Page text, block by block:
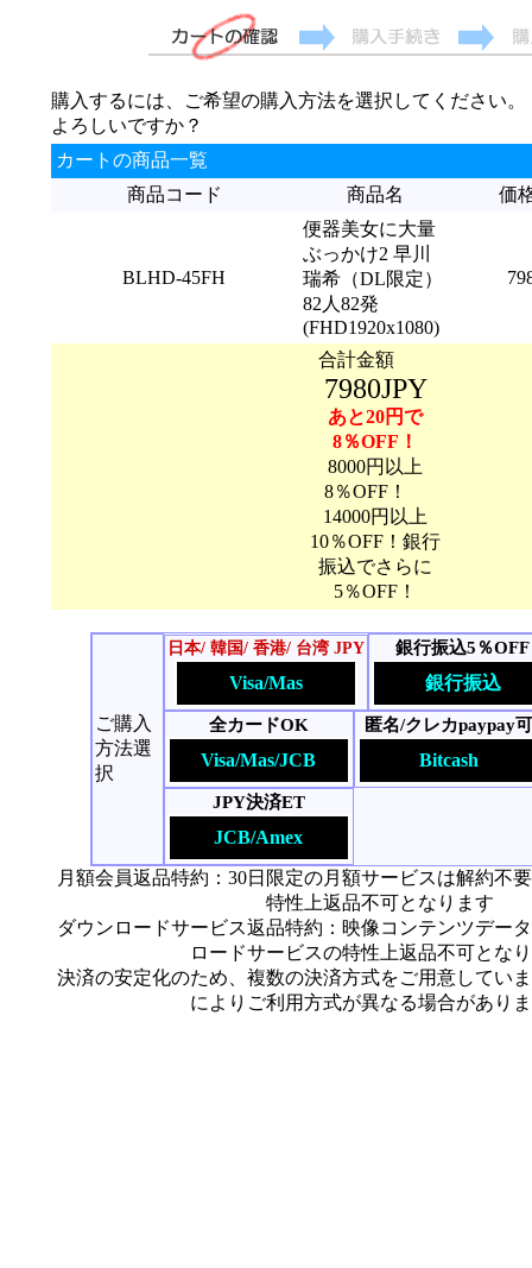
購入するには、ご希望の購入方法を選択してください。
よろしいですか？
カートの商品一覧
商品コード
商品名 価
BLHD-45FH
便器美女に大量
ぶっかけ2 早川
瑞希（DL限定）
82人82発
(FHD1920x1080)
合計金額
7980JPY
あと20円で
8％OFF！
8000円以上
8％OFF！
14000円以上
10％OFF！銀行
振込でさらに
5％OFF！
ご購入
方法選
択
日本/ 韓国/ 香港/ 台湾 JPY
Visa/Mas
銀行振込5％OFF
銀行振込
全カードOK
Visa/Mas/JCB
匿名/クレカpaypay可
Bitcash
JPY決済ET
JCB/Amex
月額会員返品特約：30日限定の月額サービスは解約不
特性上返品不可となります
ダウンロードサービス返品特約：映像コンテンツデー
ロードサービスの特性上返品不可とな
決済の安定化のため、複数の決済方式をご用意してい
によりご利用方式が異なる場合があり